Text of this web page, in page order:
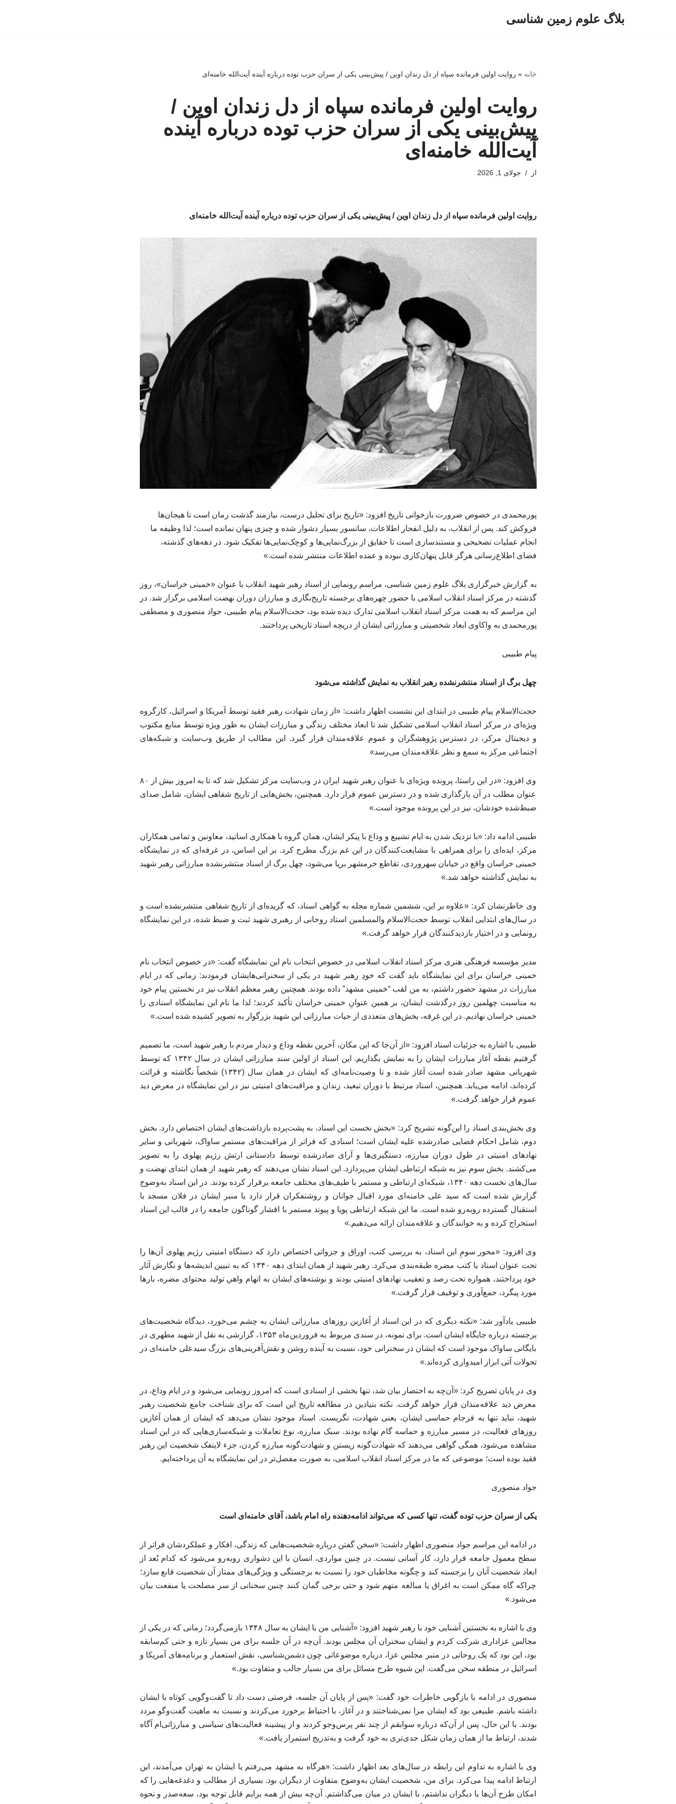
بلاگ علوم زمین شناسی
خانه » روایت اولین فرمانده سپاه از دل زندان اوین / پیش‌بینی یکی از سران حزب توده درباره آینده آیت‌الله خامنه‌ای
روایت اولین فرمانده سپاه از دل زندان اوین /
پیش‌بینی یکی از سران حزب توده درباره آینده
آیت‌الله خامنه‌ای
از جولای 1, 2026
روایت اولین فرمانده سپاه از دل زندان اوین / پیش‌بینی یکی از سران حزب توده درباره آینده آیت‌الله خامنه‌ای
پورمحمدی در خصوص ضرورت بازخوانی تاریخ افزود: «تاریخ برای تحلیل درست، نیازمند گذشت زمان است تا هیجان‌ها
فروکش کند. پس از انقلاب، به دلیل انفجار اطلاعات، سانسور بسیار دشوار شده و چیزی پنهان نمانده است؛ لذا وظیفه ما
انجام عملیات تصحیحی و مستندسازی است تا حقایق از بزرگ‌نمایی‌ها و کوچک‌نمایی‌ها تفکیک شود. در دهه‌های گذشته،
فضای اطلاع‌رسانی هرگز قابل پنهان‌کاری نبوده و عمده اطلاعات منتشر شده است.»
به گزارش خبرگزاری بلاگ علوم زمین شناسی، مراسم رونمایی از اسناد رهبر شهید انقلاب با عنوان «خمینی خراسان»، روز
گذشته در مرکز اسناد انقلاب اسلامی با حضور چهره‌های برجسته تاریخ‌نگاری و مبارزان دوران نهضت اسلامی برگزار شد. در
این مراسم که به همت مرکز اسناد انقلاب اسلامی تدارک دیده شده بود، حجت‌الاسلام پیام طبیبی، جواد منصوری و مصطفی
پورمحمدی به واکاوی ابعاد شخصیتی و مبارزاتی ایشان از دریچه اسناد تاریخی پرداختند.
پیام طبیبی
چهل برگ از اسناد منتشرنشده رهبر انقلاب به نمایش گذاشته می‌شود
حجت‌الاسلام پیام طبیبی در ابتدای این نشست اظهار داشت: «از زمان شهادت رهبر فقید توسط آمریکا و اسرائیل، کارگروه
ویژه‌ای در مرکز اسناد انقلاب اسلامی تشکیل شد تا ابعاد مختلف زندگی و مبارزات ایشان به ‌طور ویژه توسط منابع مکتوب
و دیجیتال مرکز، در دسترس پژوهشگران و عموم علاقه‌مندان قرار گیرد. این مطالب از طریق وب‌سایت و شبکه‌های
اجتماعی مرکز به سمع و نظر علاقه‌مندان می‌رسد»
وی افزود: «در این راستا، پرونده ویژه‌ای با عنوان رهبر شهید ایران در وب‌سایت مرکز تشکیل شد که تا به امروز بیش از ۸۰
عنوان مطلب در آن بارگذاری شده و در دسترس عموم قرار دارد. همچنین، بخش‌هایی از تاریخ شفاهی ایشان، شامل صدای
ضبط‌شده خودشان، نیز در این پرونده موجود است.»
طبیبی ادامه داد: «با نزدیک شدن به ایام تشییع و وداع با پیکر ایشان، همان گروه با همکاری اساتید، معاونین و تمامی همکاران
مرکز، ایده‌ای را برای همراهی با مشایعت‌کنندگان در این غم بزرگ مطرح کرد. بر این اساس، در غرفه‌ای که در نمایشگاه
خمینی خراسان واقع در خیابان سهروردی، تقاطع خرمشهر برپا می‌شود، چهل برگ از اسناد منتشرنشده مبارزاتی رهبر شهید
به نمایش گذاشته خواهد شد.»
وی خاطرنشان کرد: «علاوه بر این، ششمین شماره مجله به گواهی اسناد، که گزیده‌ای از تاریخ شفاهی منتشرنشده است و
در سال‌های ابتدایی انقلاب توسط حجت‌الاسلام والمسلمین استاد روحانی از رهبری شهید ثبت و ضبط شده، در این نمایشگاه
رونمایی و در اختیار بازدیدکنندگان قرار خواهد گرفت.»
مدیر مؤسسه فرهنگی هنری مرکز اسناد انقلاب اسلامی در خصوص انتخاب نام این نمایشگاه گفت: «در خصوص انتخاب نام
خمینی خراسان برای این نمایشگاه باید گفت که خودِ رهبر شهید در یکی از سخنرانی‌هایشان فرمودند: زمانی که در ایام
مبارزات در مشهد حضور داشتم، به من لقب “خمینی مشهد” داده بودند. همچنین رهبر معظم انقلاب نیز در نخستین پیام خود
به مناسبت چهلمین روز درگذشت ایشان، بر همین عنوانِ خمینی خراسان تأکید کردند؛ لذا ما نام این نمایشگاه اسنادی را
خمینی خراسان نهادیم. در این غرفه، بخش‌های متعددی از حیات مبارزاتی این شهید بزرگوار به تصویر کشیده شده است.»
طبیبی با اشاره به جزئیات اسناد افزود: «از آن‌جا که این مکان، آخرین نقطه وداع و دیدار مردم با رهبر شهید است، ما تصمیم
گرفتیم نقطه آغاز مبارزات ایشان را به نمایش بگذاریم. این اسناد از اولین سند مبارزاتی ایشان در سال ۱۳۴۲ که توسط
شهربانی مشهد صادر شده است آغاز شده و تا وصیت‌نامه‌ای که ایشان در همان سال (۱۳۴۲) شخصاً نگاشته و قرائت
کرده‌اند، ادامه می‌یابد. همچنین، اسناد مرتبط با دوران تبعید، زندان و مراقبت‌های امنیتی نیز در این نمایشگاه در معرض دید
عموم قرار خواهد گرفت.»
وی بخش‌بندی اسناد را این‌گونه تشریح کرد: «بخش نخست این اسناد، به پشت‌پرده بازداشت‌های ایشان اختصاص دارد. بخش
دوم، شامل احکام قضایی صادرشده علیه ایشان است؛ اسنادی که فراتر از مراقبت‌های مستمرِ ساواک، شهربانی و سایر
نهادهای امنیتی در طول دوران مبارزه، دستگیری‌ها و آرای صادرشده توسط دادستانی ارتش رژیم پهلوی را به تصویر
می‌کشند. بخش سوم نیز به شبکه ارتباطی ایشان می‌پردازد. این اسناد نشان می‌دهند که رهبر شهید از همان ابتدای نهضت و
سال‌های نخست دهه ۱۳۴۰، شبکه‌ای ارتباطی و مستمر با طیف‌های مختلف جامعه برقرار کرده بودند. در این اسناد به‌وضوح
گزارش شده است که سید علی خامنه‌ای مورد اقبال جوانان و روشنفکران قرار دارد یا منبر ایشان در فلان مسجد با
استقبال گسترده روبه‌رو شده است. ما این شبکه ارتباطی پویا و پیوند مستمر با اقشار گوناگون جامعه را در قالب این اسناد
استخراج کرده و به خوانندگان و علاقه‌مندان ارائه می‌دهیم.»
وی افزود: «محور سومِ این اسناد، به بررسی کتب، اوراق و جزواتی اختصاص دارد که دستگاه امنیتی رژیم پهلوی آن‌ها را
تحت عنوان اسناد یا کتب مضره طبقه‌بندی می‌کرد. رهبر شهید از همان ابتدای دهه ۱۳۴۰ که به تبیین اندیشه‌ها و نگارش آثار
خود پرداختند، همواره تحت رصد و تعقیب نهادهای امنیتی بودند و نوشته‌های ایشان به اتهام واهیِ تولید محتوای مضره، بارها
مورد پیگرد، جمع‌آوری و توقیف قرار گرفت.»
طبیبی یادآور شد: «نکته دیگری که در این اسناد از آغازین روزهای مبارزاتی ایشان به چشم می‌خورد، دیدگاه شخصیت‌های
برجسته درباره جایگاه ایشان است. برای نمونه، در سندی مربوط به فروردین‌ماه ۱۳۵۳، گزارشی به نقل از شهید مطهری در
بایگانی ساواک موجود است که ایشان در سخنرانی خود، نسبت به آینده روشن و نقش‌آفرینی‌های بزرگ سیدعلی خامنه‌ای در
تحولات آتی ابراز امیدواری کرده‌اند.»
وی در پایان تصریح کرد: «آن‌چه به اختصار بیان شد، تنها بخشی از اسنادی است که امروز رونمایی می‌شود و در ایام وداع، در
معرض دید علاقه‌مندان قرار خواهد گرفت. نکته بنیادین در مطالعه تاریخ این است که برای شناخت جامع شخصیت رهبر
شهید، نباید تنها به فرجام حماسی ایشان، یعنی شهادت، نگریست. اسناد موجود نشان می‌دهد که ایشان از همان آغازین
روزهای فعالیت، در مسیر مبارزه و حماسه گام نهاده بودند. سبک مبارزه، نوع تعاملات و شبکه‌سازی‌هایی که در این اسناد
مشاهده می‌شود، همگی گواهی می‌دهند که شهادت‌گونه زیستن و شهادت‌گونه مبارزه کردن، جزء لاینفک شخصیت این رهبر
فقید بوده است؛ موضوعی که ما در مرکز اسناد انقلاب اسلامی، به ‌صورت مفصل‌تر در این نمایشگاه به آن پرداخته‌ایم.
جواد منصوری
یکی از سران حزب توده گفت، تنها کسی که می‌تواند ادامه‌دهنده راه امام باشد، آقای خامنه‌ای است
در ادامه این مراسم جواد منصوری اظهار داشت: «سخن گفتن درباره شخصیت‌هایی که زندگی، افکار و عملکردشان فراتر از
سطح معمول جامعه قرار دارد، کار آسانی نیست. در چنین مواردی، انسان با این دشواری روبه‌رو می‌شود که کدام بُعد از
ابعاد شخصیت آنان را برجسته کند و چگونه مخاطبان خود را نسبت به برجستگی و ویژگی‌های ممتاز آن شخصیت قانع سازد؛
چراکه گاه ممکن است به اغراق یا مبالغه متهم شود و حتی برخی گمان کنند چنین سخنانی از سر مصلحت یا منفعت بیان
می‌شود.»
وی با اشاره به نخستین آشنایی خود با رهبر شهید افزود: «آشنایی من با ایشان به سال ۱۳۴۸ بازمی‌گردد؛ زمانی که در یکی از
مجالس عزاداری شرکت کردم و ایشان سخنران آن مجلس بودند. آن‌چه در آن جلسه برای من بسیار تازه و حتی کم‌سابقه
بود، این بود که یک روحانی در منبر مجلس عزا، درباره موضوعاتی چون دشمن‌شناسی، نقش استعمار و برنامه‌های آمریکا و
اسرائیل در منطقه سخن می‌گفت. این شیوه طرح مسائل برای من بسیار جالب و متفاوت بود.»
منصوری در ادامه با بازگویی خاطرات خود گفت: «پس از پایان آن جلسه، فرصتی دست داد تا گفت‌وگویی کوتاه با ایشان
داشته باشم. طبیعی بود که ایشان مرا نمی‌شناختند و در آغاز، با احتیاط برخورد می‌کردند و نسبت به ماهیت گفت‌وگو مردد
بودند. با این حال، پس از آن‌که درباره سوابقم از چند نفر پرس‌وجو کردند و از پیشینه فعالیت‌های سیاسی و مبارزاتی‌ام آگاه
شدند، ارتباط ما از همان زمان شکل جدی‌تری به خود گرفت و به‌تدریج استمرار یافت.»
وی با اشاره به تداوم این رابطه در سال‌های بعد اظهار داشت: «هرگاه به مشهد می‌رفتم یا ایشان به تهران می‌آمدند، این
ارتباط ادامه پیدا می‌کرد. برای من، شخصیت ایشان به‌وضوح متفاوت از دیگران بود. بسیاری از مطالب و دغدغه‌هایی را که
امکان طرح آن‌ها با دیگران نداشتم، با ایشان در میان می‌گذاشتم. آن‌چه بیش از همه برایم قابل توجه بود، سعه‌صدر و نحوه